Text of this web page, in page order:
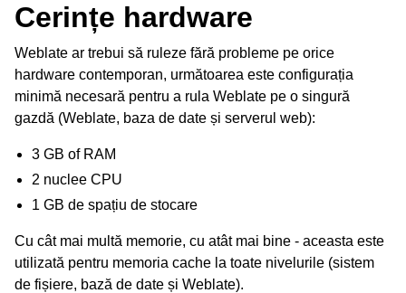
Cerințe hardware
Weblate ar trebui să ruleze fără probleme pe orice
hardware contemporan, următoarea este configurația
minimă necesară pentru a rula Weblate pe o singură
gazdă (Weblate, baza de date și serverul web):
3 GB of RAM
2 nuclee CPU
1 GB de spațiu de stocare
Cu cât mai multă memorie, cu atât mai bine - aceasta este
utilizată pentru memoria cache la toate nivelurile (sistem
de fișiere, bază de date și Weblate).